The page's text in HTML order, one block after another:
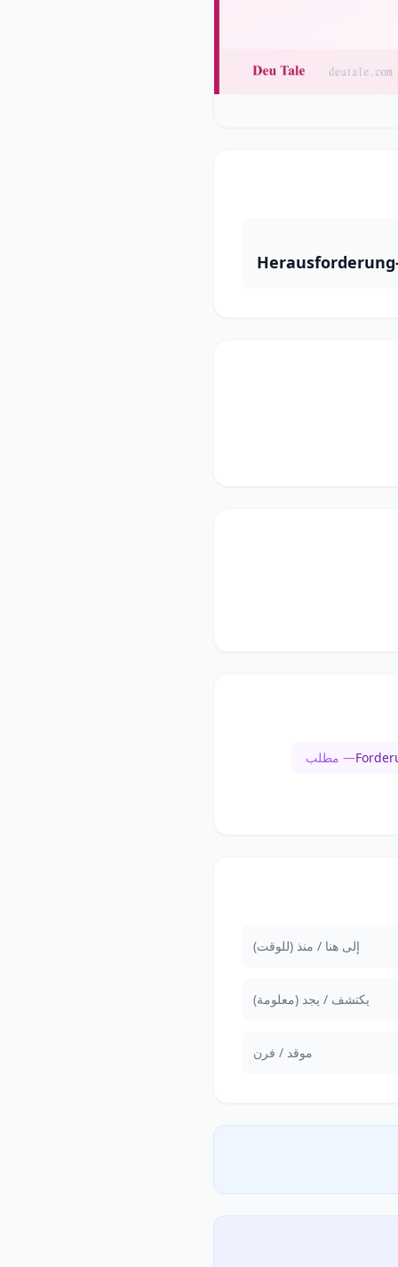
— مطلب
إلى هنا / منذ (للوقت)
يكتشف / يجد (معلومة)
موقد / فرن